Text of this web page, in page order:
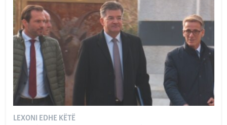
LEXONI EDHE KËTË